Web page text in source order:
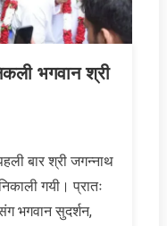
भगवान श्री
बार श्री जगन्नाथ
गयी। प्रातः
भगवान सुदर्शन,